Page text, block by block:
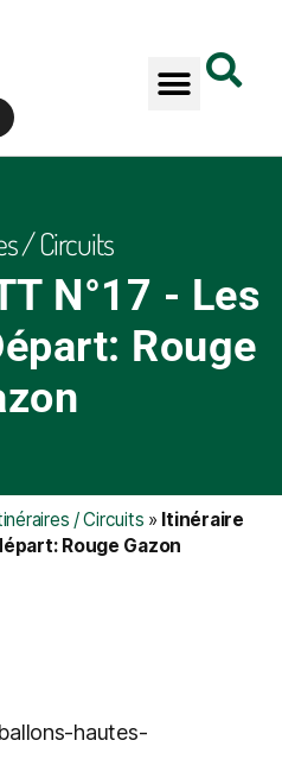
/ Circuits
N°17 - Les
Rouge
/ Circuits » Itinéraire
Rouge Gazon
hautes-